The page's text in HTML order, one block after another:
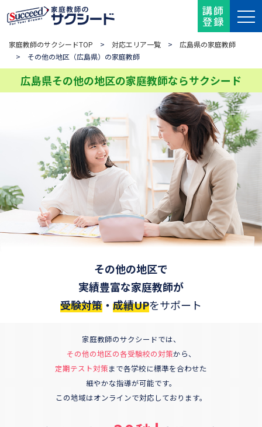
講師
登録
家庭教師のサクシードTOP > 対応エリア一覧 > 広島県の家庭教師
> その他の地区（広島県）の家庭教師
広島県その他の地区の家庭教師ならサクシード
その他の地区で
実績豊富な家庭教師が
受験対策 ・ 成績UPをサポート
家庭教師のサクシードでは、
その他の地区の各受験校の対策から、
定期テスト対策まで各学校に標準を合わせた
細やかな指導が可能です。
この地域はオンラインで対応しております。